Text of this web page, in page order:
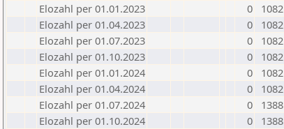
Elozahl per 01.01.2023
0
1082
Elozahl per 01.04.2023
0
1082
Elozahl per 01.07.2023
0
1082
Elozahl per 01.10.2023
0
1082
Elozahl per 01.01.2024
0
1082
Elozahl per 01.04.2024
0
1082
Elozahl per 01.07.2024
0
1388
Elozahl per 01.10.2024
0
1388